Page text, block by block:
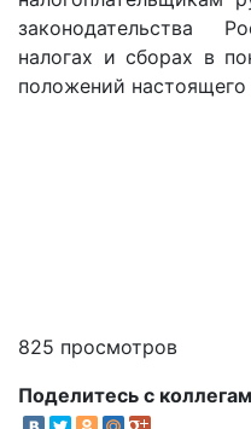
законодательства
налогах и сборах в
положений настоящего
825 просмотров
Поделитесь с